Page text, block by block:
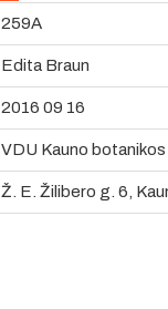
259A
Edita Braun
2016 09 16
VDU Kauno
Ž. E. Žilibero g. 6,